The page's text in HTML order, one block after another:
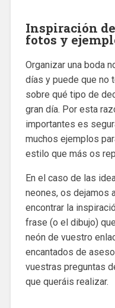
Inspiración
fotos y
Organizar una boda
días y puede que no
sobre qué tipo de
gran día. Por esta
importantes es
muchos ejemplos
estilo que más os
En el caso de las
neones, os dejamos
encontrar la
frase (o el dibujo)
neón de vuestro
encantados de
vuestras preguntas
que queráis realizar.